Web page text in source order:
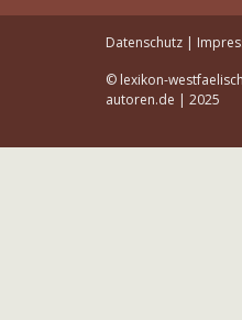
Datenschutz|
© lexikon-
autoren.de | 2025